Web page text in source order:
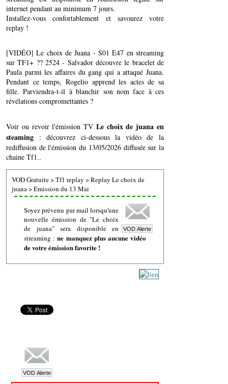
internet pendant au minimum 7 jours.
Installez-vous confortablement et savourez votre
replay !
[VIDÉO] Le choix de Juana - S01 E47 en streaming
sur TF1+ ?? 2524 - Salvador découvre le bracelet de
Paula parmi les affaires du gang qui a attaqué Juana.
Pendant ce temps, Rogelio apprend les actes de sa
fille. Parviendra-t-il à blanchir son nom face à ces
révélations compromettantes ?
Voir ou revoir l'émission TV Le choix de juana en
steaming : découvrez ci-dessous la vidéo de la
rediffusion de l'émission du 13/05/2026 diffusée sur la
chaine Tf1..
VOD Gratuite>Tf1 replay >Replay Le choix de
juana>Emission du 13 Mai
Soyez prévenu par mail lorsqu'une
nouvelle émission de "Le choix
de juana" sera disponible en
streaming :ne manquez plus aucune vidéo
de votre émission favorite !